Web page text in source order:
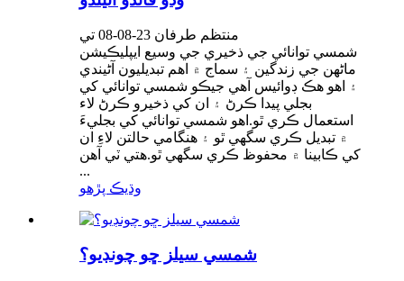
منتظم طرفان 23-08-08 تي
شمسي توانائي جي ذخيري جي وسيع ايپليڪيشن
ماڻهن جي زندگين ۽ سماج ۾ اهم تبديليون آڻيندي
۽ اهو هڪ ڊوائيس آهي جيڪو شمسي توانائي کي
بجلي پيدا ڪرڻ ۽ ان کي ذخيرو ڪرڻ لاء
استعمال ڪري ٿو.اهو شمسي توانائي کي بجليءَ
۾ تبديل ڪري سگهي ٿو ۽ هنگامي حالتن لاءِ ان
کي ڪابينا ۾ محفوظ ڪري سگهي ٿو.هتي ٽي آهن
...
وڌيڪ پڙهو
شمسي سيلز ڇو چونڊيو؟